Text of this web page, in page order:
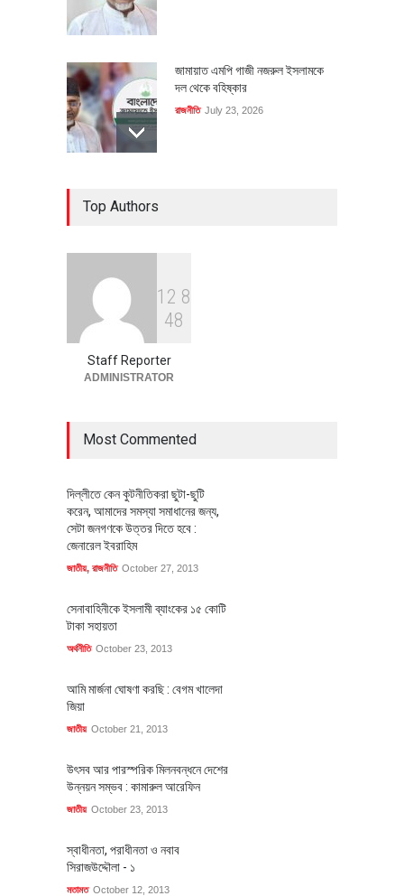
জামায়াত এমপি গাজী নজরুল ইসলামকে
দল থেকে বহিষ্কার
রাজনীতি July 23, 2026
বৈশ্বিক প্রতিযোগিতা সক্ষমতা বাড়াতে
পোশাক শিল্পে নতুন উদ্যোগ
Top Authors
1 2 8
48
Staff Reporter
ADMINISTRATOR
Most Commented
দিল্লীতে কেন কুটনীতিকরা ছুটা-ছুটি
করেন, আমাদের সমস্যা সমাধানের জন্য,
সেটা জনগণকে উত্তর দিতে হবে :
জেনারেল ইবরাহিম
জাতীয়, রাজনীতি October 27, 2013
সেনাবাহিনীকে ইসলামী ব্যাংকের ১৫ কোটি
টাকা সহায়তা
অর্থনীতি October 23, 2013
আমি মার্জনা ঘোষণা করছি : বেগম খালেদা
জিয়া
জাতীয় October 21, 2013
উৎসব আর পারস্পরিক মিলনবন্ধনে দেশের
উন্নয়ন সম্ভব : কামারুল আরেফিন
জাতীয় October 23, 2013
স্বাধীনতা, পরাধীনতা ও নবাব
সিরাজউদ্দৌলা - ১
মতামত October 12, 2013